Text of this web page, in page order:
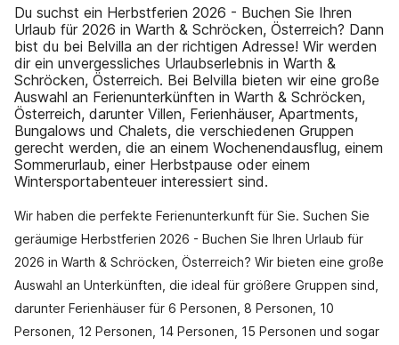
Du suchst ein Herbstferien 2026 - Buchen Sie Ihren
Urlaub für 2026 in Warth & Schröcken, Österreich? Dann
bist du bei Belvilla an der richtigen Adresse! Wir werden
dir ein unvergessliches Urlaubserlebnis in Warth &
Schröcken, Österreich. Bei Belvilla bieten wir eine große
Auswahl an Ferienunterkünften in Warth & Schröcken,
Österreich, darunter Villen, Ferienhäuser, Apartments,
Bungalows und Chalets, die verschiedenen Gruppen
gerecht werden, die an einem Wochenendausflug, einem
Sommerurlaub, einer Herbstpause oder einem
Wintersportabenteuer interessiert sind.
Wir haben die perfekte Ferienunterkunft für Sie. Suchen Sie
geräumige Herbstferien 2026 - Buchen Sie Ihren Urlaub für
2026 in Warth & Schröcken, Österreich? Wir bieten eine große
Auswahl an Unterkünften, die ideal für größere Gruppen sind,
darunter Ferienhäuser für 6 Personen, 8 Personen, 10
Personen, 12 Personen, 14 Personen, 15 Personen und sogar